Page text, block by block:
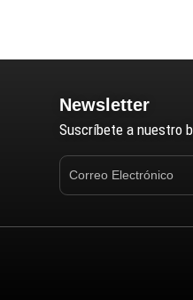
Newsletter
Suscríbete a nuestro